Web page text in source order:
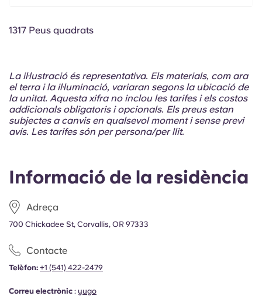
Informació de la residència
Adreça
700 Chickadee St, Corvallis, OR 97333
Contacte
Telèfon: +1 (541) 422-2479
Correu electrònic : yugo
1317 Peus quadrats
La il·lustració és representativa. Els materials, com ara
el terra i la il·luminació, variaran segons la ubicació de
la unitat. Aquesta xifra no inclou les tarifes i els costos
addicionals obligatoris i opcionals. Els preus estan
subjectes a canvis en qualsevol moment i sense previ
avís. Les tarifes són per persona/per llit.